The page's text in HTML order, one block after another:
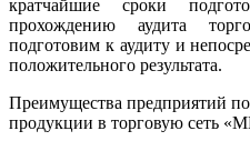
кратчайшие сроки
прохождению аудита
подготовим к аудиту и
положительного результата.
Преимущества предприятий
продукции в торговую сеть